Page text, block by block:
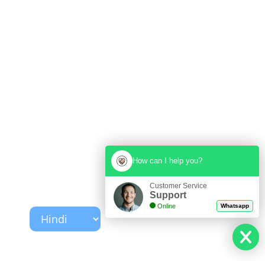
How can I help you?
Customer Service
Support
Online Whatsapp